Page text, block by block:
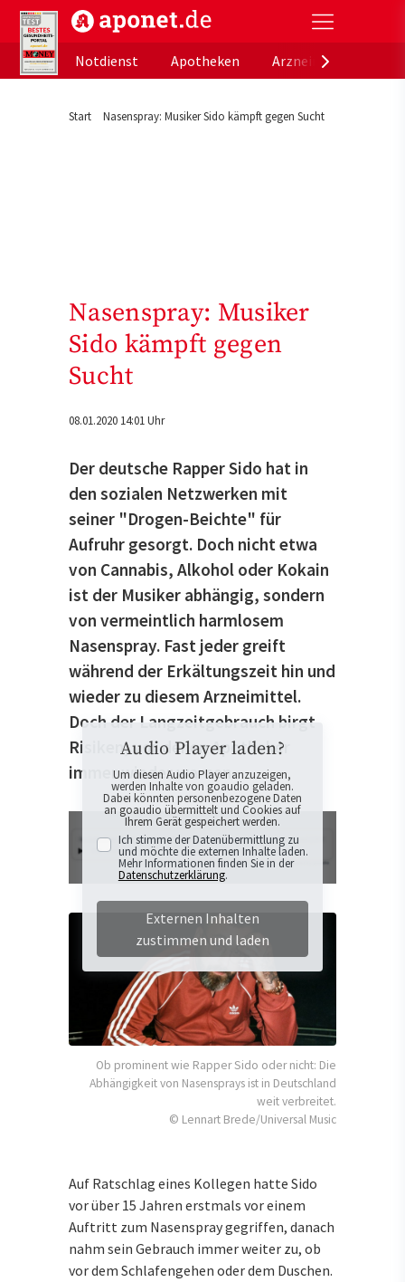
aponet.de - Das offizielle Gesundheitsportal der
Notdienst
Apotheken
Start Nasenspray: Musiker Sido kämpft gegen Sucht
Nasenspray: Musiker
Sido kämpft gegen
Sucht
08.01.2020 14:01 Uhr
Der deutsche Rapper Sido hat in
den sozialen Netzwerken mit
seiner "Drogen-Beichte" für
Aufruhr gesorgt. Doch nicht etwa
von Cannabis, Alkohol oder Kokain
ist der Musiker abhängig, sondern
von vermeintlich harmlosem
Nasenspray. Fast jeder greift
während der Erkältungszeit hin und
wieder zu diesem Arzneimittel.
Doch der Langzeitgebrauch birgt
Risiken, vor denen Apotheker
immer wieder warnen.
Audio Player laden?
Um diesen Audio Player anzuzeigen,
werden Inhalte von goaudio geladen.
Dabei könnten personenbezogene Daten
an goaudio übermittelt und Cookies auf
Ihrem Gerät gespeichert werden.
Ich stimme der Datenübermittlung zu
und möchte die externen Inhalte laden.
Mehr Informationen finden Sie in der
Datenschutzerklärung.
Externen Inhalten
zustimmen und laden
Ob prominent wie Rapper Sido oder nicht: Die
Abhängigkeit von Nasensprays ist in Deutschland
weit verbreitet.
© Lennart Brede/Universal Music
Auf Ratschlag eines Kollegen hatte Sido
vor über 15 Jahren erstmals vor einem
Auftritt zum Nasenspray gegriffen, danach
nahm sein Gebrauch immer weiter zu, ob
vor dem Schlafengehen oder dem Duschen.